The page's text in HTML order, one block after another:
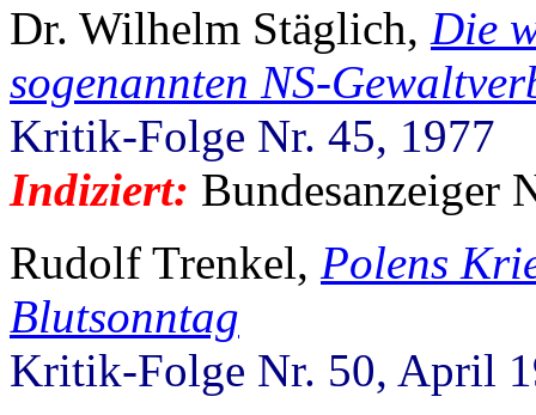
Dr. Wilhelm Stäglich, Die
sogenannten NS-
Kritik-Folge Nr. 45, 1977
Indiziert: Bundesanzeiger
Rudolf Trenkel, Polens
Blutsonntag
Kritik-Folge Nr. 50, April